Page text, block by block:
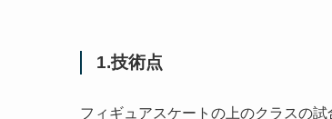
1.技術点
フィギュアスケートの上のクラスの